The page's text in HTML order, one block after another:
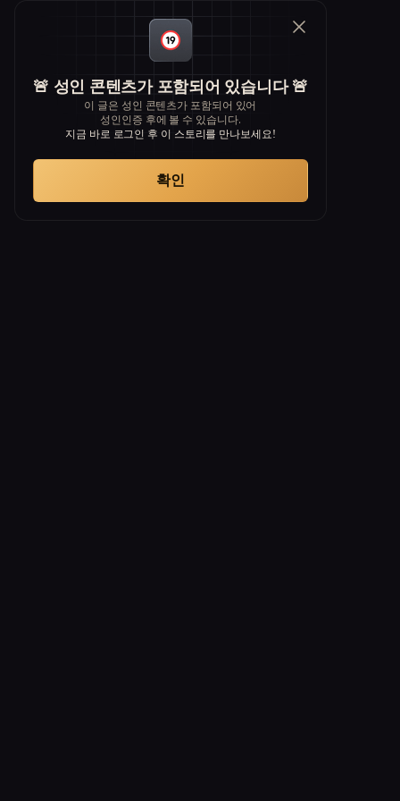
🚨 성인 콘텐츠가 포함되어 있습니다 🚨
이 글은 성인 콘텐츠가 포함되어 있어
성인인증 후에 볼 수 있습니다.
지금 바로 로그인 후 이 스토리를 만나보세요!
확인